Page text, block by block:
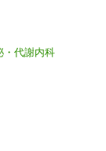
・代謝内科